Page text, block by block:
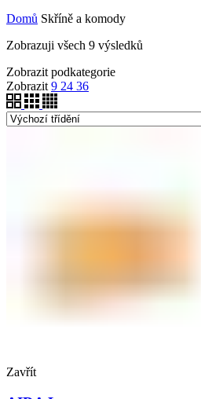
Domů Skříně a komody
Zobrazuji všech 9 výsledků
Zobrazit podkategorie
Zobrazit 9 24 36
Zavřít